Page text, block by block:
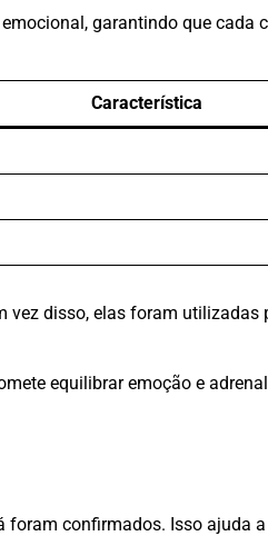
garantindo que cada
Característica
vez disso, elas foram utilizadas
equilibrar emoção e
foram confirmados. Isso ajuda